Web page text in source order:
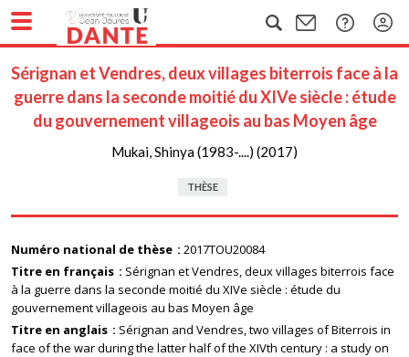
Sérignan et Vendres, deux villages biterrois face à la
guerre dans la seconde moitié du XIVe siècle : étude
du gouvernement villageois au bas Moyen âge
Mukai, Shinya (1983-....) (2017)
THÈSE
Numéro national de thèse
2017TOU20084
Titre en français
Sérignan et Vendres, deux villages biterrois face
à la guerre dans la seconde moitié du XIVe siècle : étude du
gouvernement villageois au bas Moyen âge
Titre en anglais
Sérignan and Vendres, two villages of Biterrois in
face of the war during the latter half of the XIVth century : a study on